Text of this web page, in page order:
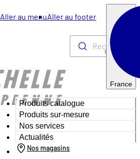
Aller au menuAller au footer
Rechercher
0
France
Produits catalogue
Produits sur-mesure
Nos services
Actualités
Nos magasins